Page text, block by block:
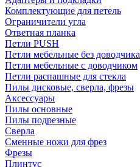
Комплектующие для петель
Ограничители угла
Ответная планка
Петли PUSH
Петли мебельные без доводчика
Петли мебельные с доводчиком
Петли распашные для стекла
Пилы дисковые, сверла, фрезы
Аксессуары
Пилы основные
Пилы подрезные
Сверла
Сменные ножи для фрез
Фрезы
Плинтус